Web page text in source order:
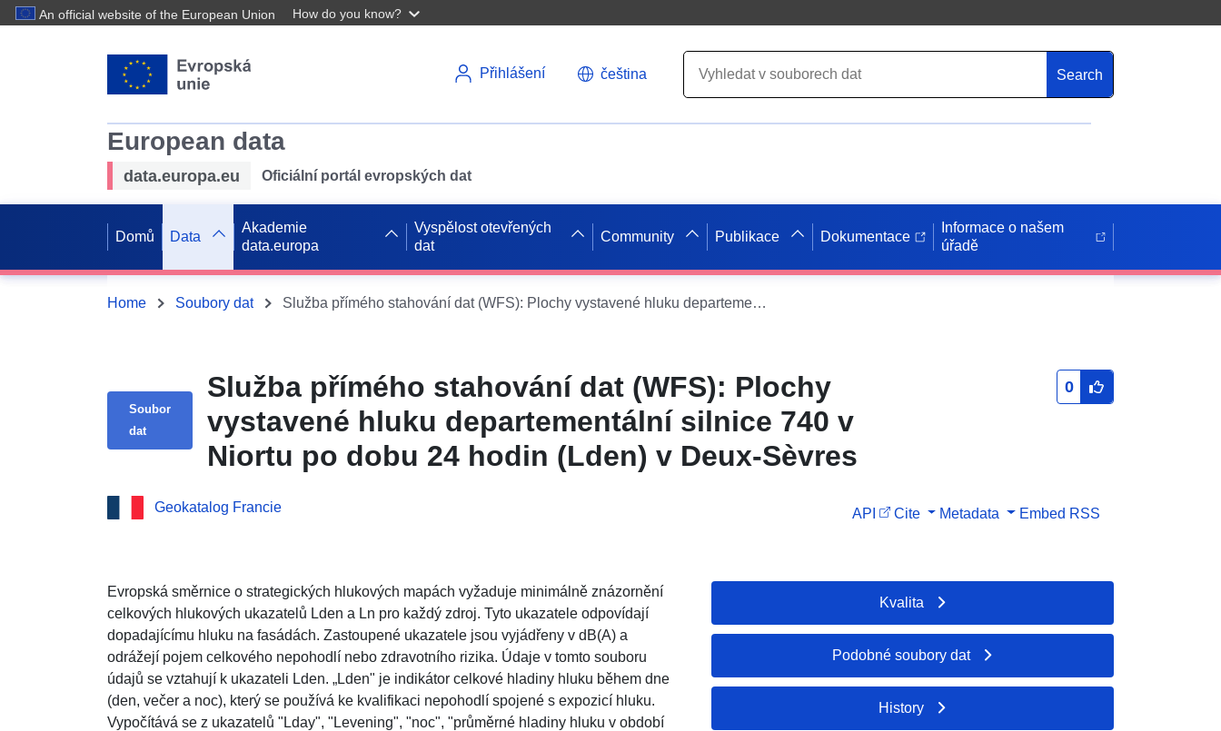
An official website of the European Union How do you know?
Přihlášení čeština Search
European data
data.europa.eu Oficiální portál evropských dat
Domů Data
Akademie
data.europa
Vyspělost otevřených
dat
Community Publikace Dokumentace
Informace o našem
úřadě
Home Soubory dat Služba přímého stahování dat (WFS): Plochy vystavené hluku departementální silnice 740 v Niortu po dobu 24 hodin (Lden) v Deux-Sèvres
Soubor
dat
Služba přímého stahování dat (WFS): Plochy
vystavené hluku departementální silnice 740 v
Niortu po dobu 24 hodin (Lden) v Deux-Sèvres
0
Geokatalog Francie API Cite Metadata Embed RSS
Evropská směrnice o strategických hlukových mapách vyžaduje minimálně znázornění
celkových hlukových ukazatelů Lden a Ln pro každý zdroj. Tyto ukazatele odpovídají
dopadajícímu hluku na fasádách. Zastoupené ukazatele jsou vyjádřeny v dB(A) a
odrážejí pojem celkového nepohodlí nebo zdravotního rizika. Údaje v tomto souboru
údajů se vztahují k ukazateli Lden. „Lden" je indikátor celkové hladiny hluku během dne
(den, večer a noc), který se používá ke kvalifikaci nepohodlí spojené s expozicí hluku.
Vypočítává se z ukazatelů "Lday", "Levening", "noc", "průměrné hladiny hluku v období
Kvalita
Podobné soubory dat
History